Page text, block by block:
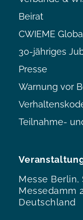
Messe Berlin,
Messedamm
Deutschland
Beirat
CWIEME
30-jähriges
Presse
Warnung vor
Teilnahme-